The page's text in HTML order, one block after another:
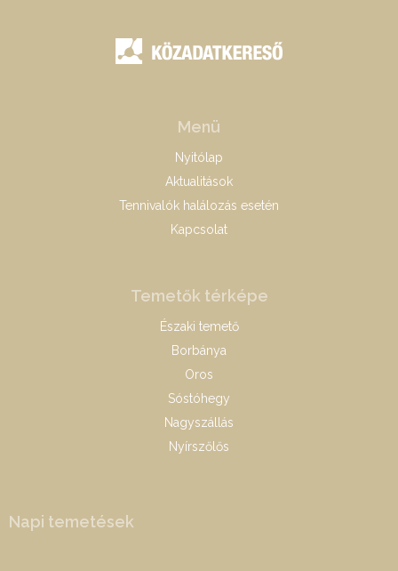
Menü
Nyitólap
Aktualitások
Tennivalók halálozás esetén
Kapcsolat
Temetők térképe
Északi temető
Borbánya
Oros
Sóstóhegy
Nagyszállás
Nyírszőlős
Napi temetések